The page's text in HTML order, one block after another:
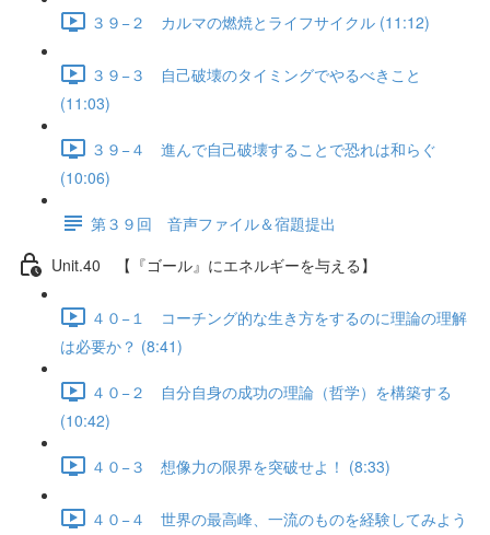
３９−２ カルマの燃焼とライフサイクル (11:12)
３９−３ 自己破壊のタイミングでやるべきこと
(11:03)
３９−４ 進んで自己破壊することで恐れは和らぐ
(10:06)
第３９回 音声ファイル＆宿題提出
Unit.40 【『ゴール』にエネルギーを与える】
４０−１ コーチング的な生き方をするのに理論の理解
は必要か？ (8:41)
４０−２ 自分自身の成功の理論（哲学）を構築する
(10:42)
４０−３ 想像力の限界を突破せよ！ (8:33)
４０−４ 世界の最高峰、一流のものを経験してみよう